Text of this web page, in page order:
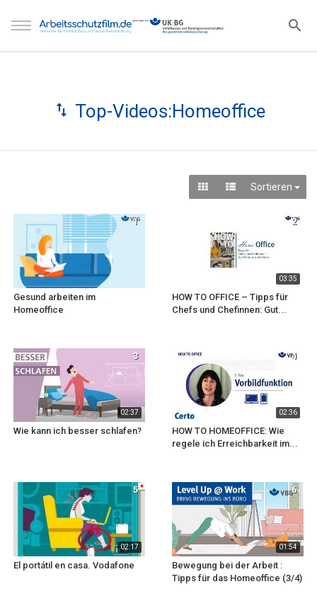
Top-Videos:Homeoffice
Sortieren
1
Gesund arbeiten im
Homeoffice
03:35
2
HOW TO OFFICE – Tipps für
Chefs und Chefinnen: Gut...
02:37
3
Wie kann ich besser schlafen?
02:36
4
HOW TO HOMEOFFICE: Wie
regele ich Erreichbarkeit im...
02:17
5
El portátil en casa. Vodafone
01:54
6
Bewegung bei der Arbeit :
Tipps für das Homeoffice (3/4)